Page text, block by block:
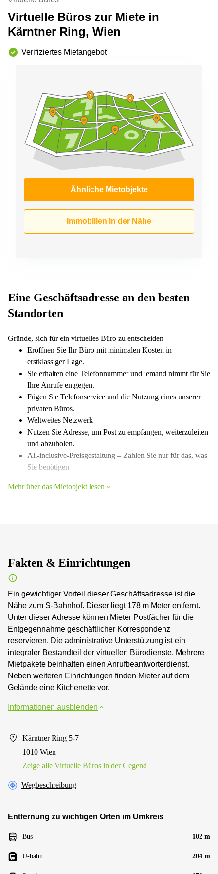
Linz
Coworking
Straße
Virtuelle Büros zur Miete in
Kärntner Ring, Wien
Verifiziertes Mietangebot
Ähnliche Mietobjekte
Immobilien in der Nähe
Eine Geschäftsadresse an den besten
Standorten
Gründe, sich für ein virtuelles Büro zu entscheiden
Eröffnen Sie Ihr Büro mit minimalen Kosten in
erstklassiger Lage.
Sie erhalten eine Telefonnummer und jemand nimmt für Sie
Ihre Anrufe entgegen.
Fügen Sie Telefonservice und die Nutzung eines unserer
privaten Büros.
Weltweites Netzwerk
Nutzen Sie Adresse, um Post zu empfangen, weiterzuleiten
und abzuholen.
All-inclusive-Preisgestaltung – Zahlen Sie nur für das, was
Sie benötigen
Mehr über das Mietobjekt lesen
Fakten & Einrichtungen
Ein gewichtiger Vorteil dieser Geschäftsadresse ist die
Nähe zum S-Bahnhof. Dieser liegt 178 m Meter entfernt.
Unter dieser Adresse können Mieter Postfächer für die
Entgegennahme geschäftlicher Korrespondenz
reservieren. Die administrative Unterstützung ist ein
integraler Bestandteil der virtuellen Bürodienste. Mehrere
Mietpakete beinhalten einen Anrufbeantworterdienst.
Neben weiteren Einrichtungen finden Mieter auf dem
Gelände eine Kitchenette vor.
Informationen ausblenden
Kärntner Ring 5-7
1010 Wien
Zeige alle Virtuelle Büros in der Gegend
Wegbeschreibung
Entfernung zu wichtigen Orten im Umkreis
Bus 102 m
U-bahn 204 m